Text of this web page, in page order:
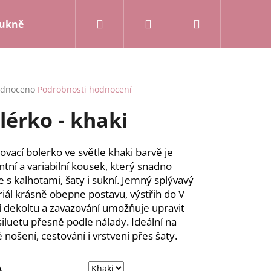
a kalhoty Mikiny a kardigany
Přihlášení
Podrobnosti hodnocení
- khaki
bolerko ve světle khaki barvě je
a variabilní kousek, který snadno
s kalhotami, šaty i sukní. Jemný splývavý
krásně obepne postavu, výstřih do V
dekoltu a zavazování umožňuje upravit
přesně podle nálady. Ideální na
nošení, cestování i vrstvení přes šaty.